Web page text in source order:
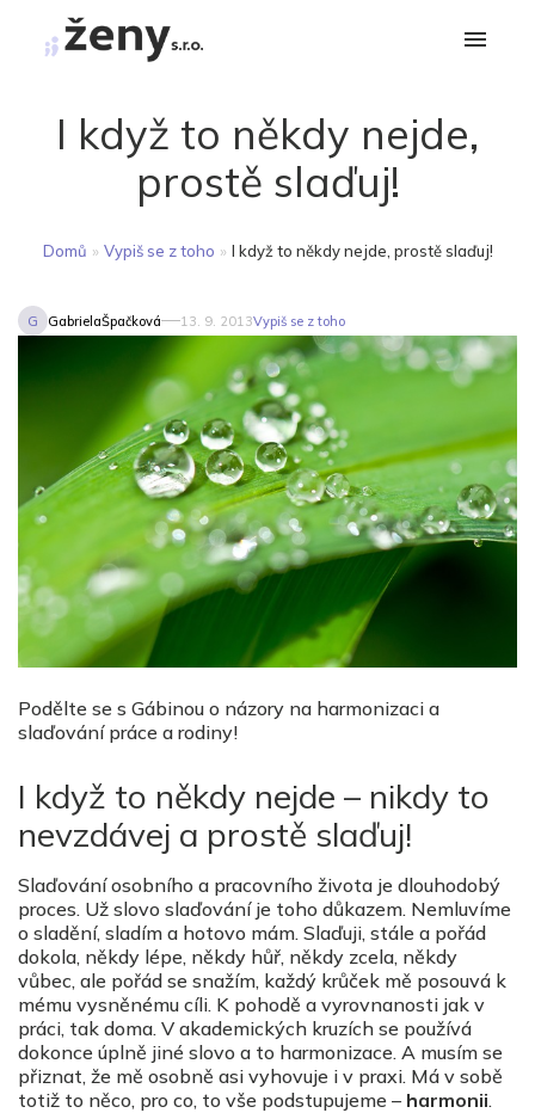
I když to někdy nejde,
prostě slaďuj!
Domů » Vypiš se z toho » I když to někdy nejde, prostě slaďuj!
G GabrielaŠpačková 13. 9. 2013Vypiš se z toho
Podělte se s Gábinou o názory na harmonizaci a
slaďování práce a rodiny!
I když to někdy nejde – nikdy to
nevzdávej a prostě slaďuj!
Slaďování osobního a pracovního života je dlouhodobý
proces. Už slovo slaďování je toho důkazem. Nemluvíme
o sladění, sladím a hotovo mám. Slaďuji, stále a pořád
dokola, někdy lépe, někdy hůř, někdy zcela, někdy
vůbec, ale pořád se snažím, každý krůček mě posouvá k
mému vysněnému cíli. K pohodě a vyrovnanosti jak v
práci, tak doma. V akademických kruzích se používá
dokonce úplně jiné slovo a to harmonizace. A musím se
přiznat, že mě osobně asi vyhovuje i v praxi. Má v sobě
totiž to něco, pro co, to vše podstupujeme – harmonii.